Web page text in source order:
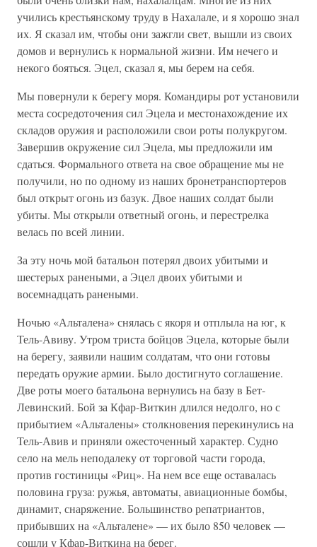
учились крестьянскому труду в Нахалале, и я хорошо знал
их. Я сказал им, чтобы они зажгли свет, вышли из своих
домов и вернулись к нормальной жизни. Им нечего и
некого бояться. Эцел, сказал я, мы берем на себя.
Мы повернули к берегу моря. Командиры рот установили
места сосредоточения сил Эцела и местонахождение их
складов оружия и расположили свои роты полукругом.
Завершив окружение сил Эцела, мы предложили им
сдаться. Формального ответа на свое обращение мы не
получили, но по одному из наших бронетранспортеров
был открыт огонь из базук. Двое наших солдат были
убиты. Мы открыли ответный огонь, и перестрелка
велась по всей линии.
За эту ночь мой батальон потерял двоих убитыми и
шестерых ранеными, а Эцел двоих убитыми и
восемнадцать ранеными.
Ночью «Альталена» снялась с якоря и отплыла на юг, к
Тель-Авиву. Утром триста бойцов Эцела, которые были
на берегу, заявили нашим солдатам, что они готовы
передать оружие армии. Было достигнуто соглашение.
Две роты моего батальона вернулись на базу в Бет-
Левинский. Бой за Кфар-Виткин длился недолго, но с
прибытием «Альталены» столкновения перекинулись на
Тель-Авив и приняли ожесточенный характер. Судно
село на мель неподалеку от торговой части города,
против гостиницы «Риц». На нем все еще оставалась
половина груза: ружья, автоматы, авиационные бомбы,
динамит, снаряжение. Большинство репатриантов,
прибывших на «Альталене» — их было 850 человек —
сошли у Кфар-Виткина на берег.